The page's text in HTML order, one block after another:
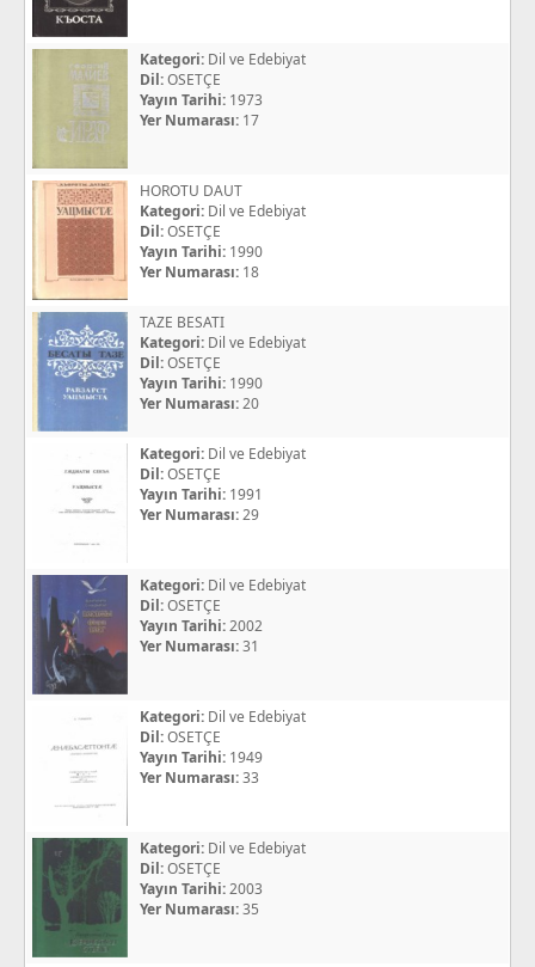
Kategori: Dil ve Edebiyat
Dil:OSETÇE
Yayın Tarihi: 1973
Yer Numarası: 17
HOROTU DAUT
Kategori: Dil ve Edebiyat
Dil:OSETÇE
Yayın Tarihi: 1990
Yer Numarası: 18
TAZE BESATI
Kategori: Dil ve Edebiyat
Dil:OSETÇE
Yayın Tarihi: 1990
Yer Numarası:20
Kategori: Dil ve Edebiyat
Dil:OSETÇE
Yayın Tarihi: 1991
Yer Numarası:29
Kategori: Dil ve Edebiyat
Dil:OSETÇE
Yayın Tarihi:2002
Yer Numarası:31
Kategori: Dil ve Edebiyat
Dil:OSETÇE
Yayın Tarihi: 1949
Yer Numarası:33
Kategori: Dil ve Edebiyat
Dil:OSETÇE
Yayın Tarihi:2003
Yer Numarası:35